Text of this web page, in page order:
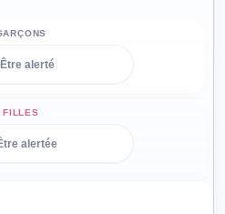
Être alerté
alertée